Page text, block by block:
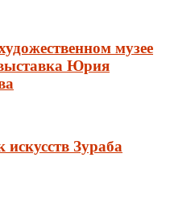
музее
Юрия
Зураба